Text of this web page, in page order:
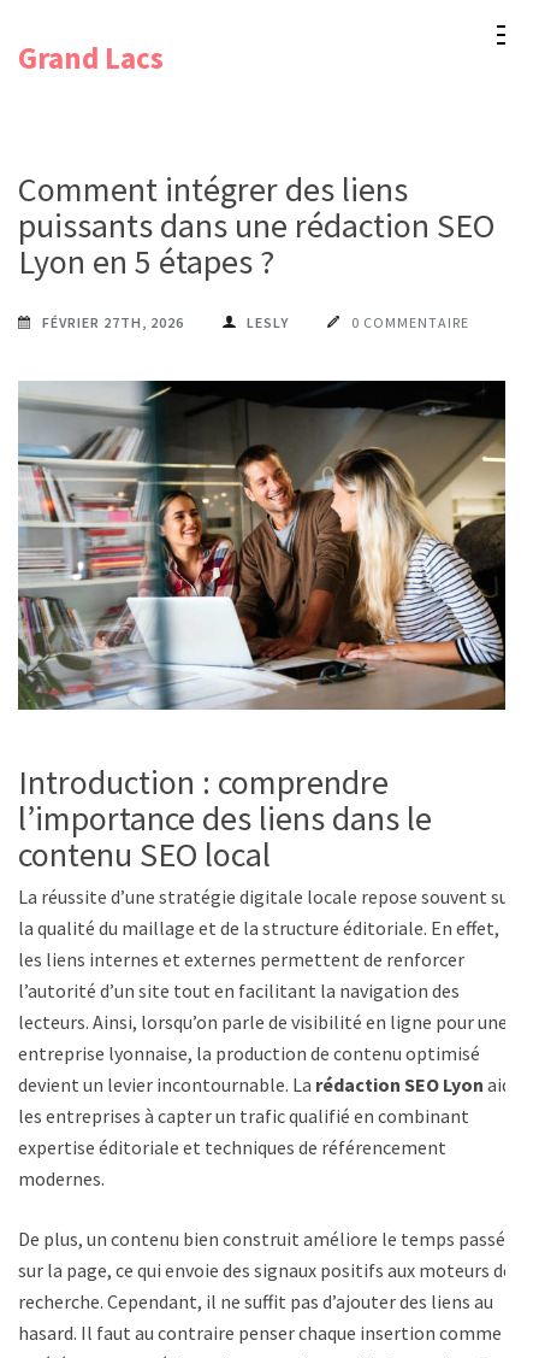
Grand Lacs
Comment intégrer des liens
puissants dans une rédaction SEO
Lyon en 5 étapes ?
FÉVRIER 27TH, 2026 LESLY 0 COMMENTAIRE
Introduction : comprendre
l’importance des liens dans le
contenu SEO local
La réussite d’une stratégie digitale locale repose souvent sur
la qualité du maillage et de la structure éditoriale. En effet,
les liens internes et externes permettent de renforcer
l’autorité d’un site tout en facilitant la navigation des
lecteurs. Ainsi, lorsqu’on parle de visibilité en ligne pour une
entreprise lyonnaise, la production de contenu optimisé
devient un levier incontournable. La rédaction SEO Lyon aide
les entreprises à capter un trafic qualifié en combinant
expertise éditoriale et techniques de référencement
modernes.
De plus, un contenu bien construit améliore le temps passé
sur la page, ce qui envoie des signaux positifs aux moteurs de
recherche. Cependant, il ne suffit pas d’ajouter des liens au
hasard. Il faut au contraire penser chaque insertion comme